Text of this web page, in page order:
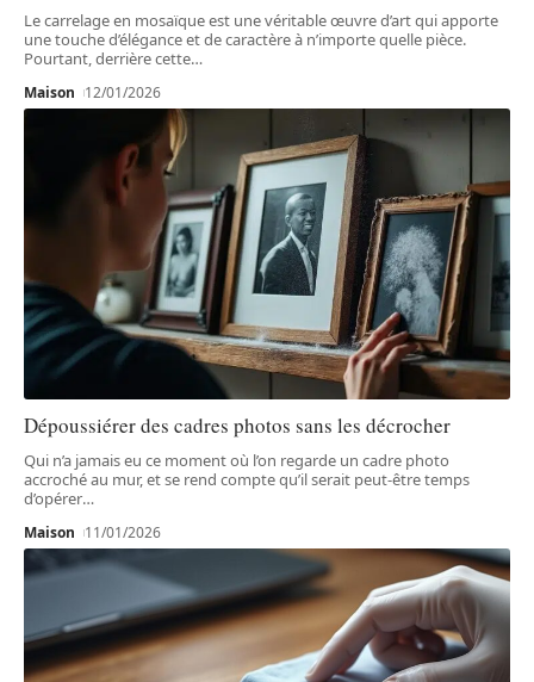
Le carrelage en mosaïque est une véritable œuvre d’art qui apporte
une touche d’élégance et de caractère à n’importe quelle pièce.
Pourtant, derrière cette…
Maison 12/01/2026
Dépoussiérer des cadres photos sans les décrocher
Qui n’a jamais eu ce moment où l’on regarde un cadre photo
accroché au mur, et se rend compte qu’il serait peut-être temps
d’opérer…
Maison 11/01/2026